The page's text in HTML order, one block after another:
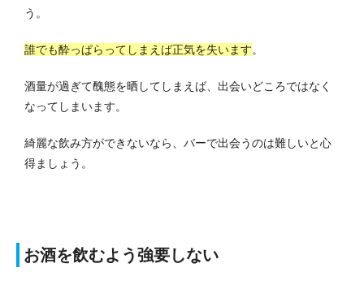
う。
誰でも酔っぱらってしまえば正気を失います。
酒量が過ぎて醜態を晒してしまえば、出会いどころではなく
なってしまいます。
綺麗な飲み方ができないなら、バーで出会うのは難しいと心
得ましょう。
お酒を飲むよう強要しない